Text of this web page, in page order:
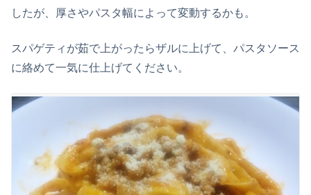
したが、厚さやパスタ幅によって変動するかも。
スパゲティが茹で上がったらザルに上げて、パスタソース
に絡めて一気に仕上げてください。